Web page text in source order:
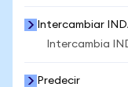
Intercambiar
Intercambia
Predecir